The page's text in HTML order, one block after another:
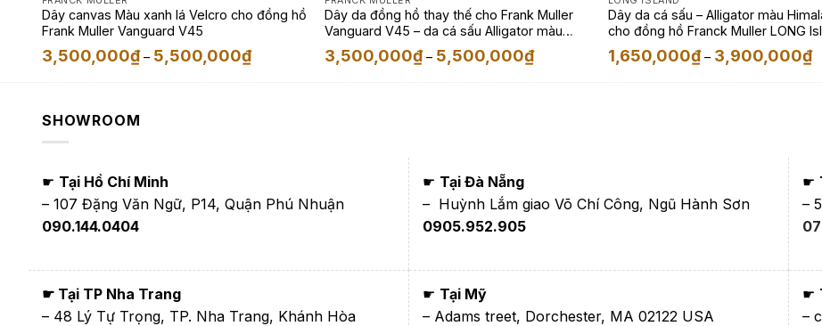
Dây canvas Màu xanh lá Velcro cho đồng hồ
Frank Muller Vanguard V45
3,500,000₫ – 5,500,000₫Khoảng
giá:
Dây da đồng hồ thay thế cho Frank Muller
Vanguard V45 – da cá sấu Alligator màu
Himalayan
3,500,000₫ – 5,500,000₫Khoảng
giá:
Dây da cá sấu – Alligator màu
cho đồng hồ Franck Muller LONG
1,650,000₫ – 3,900,000₫
SHOWROOM
☛ Tại Hồ Chí Minh
– 107 Đặng Văn Ngữ, P14, Quận Phú Nhuận
090.144.0404
☛ Tại Đà Nẵng
– Huỳnh Lắm giao Võ Chí Công, Ngũ Hành Sơn
0905.952.905
☛
–
☛ Tại TP Nha Trang
– 48 Lý Tự Trọng, TP. Nha Trang, Khánh Hòa
☛ Tại Mỹ
– Adams treet, Dorchester, MA 02122 USA
☛
–